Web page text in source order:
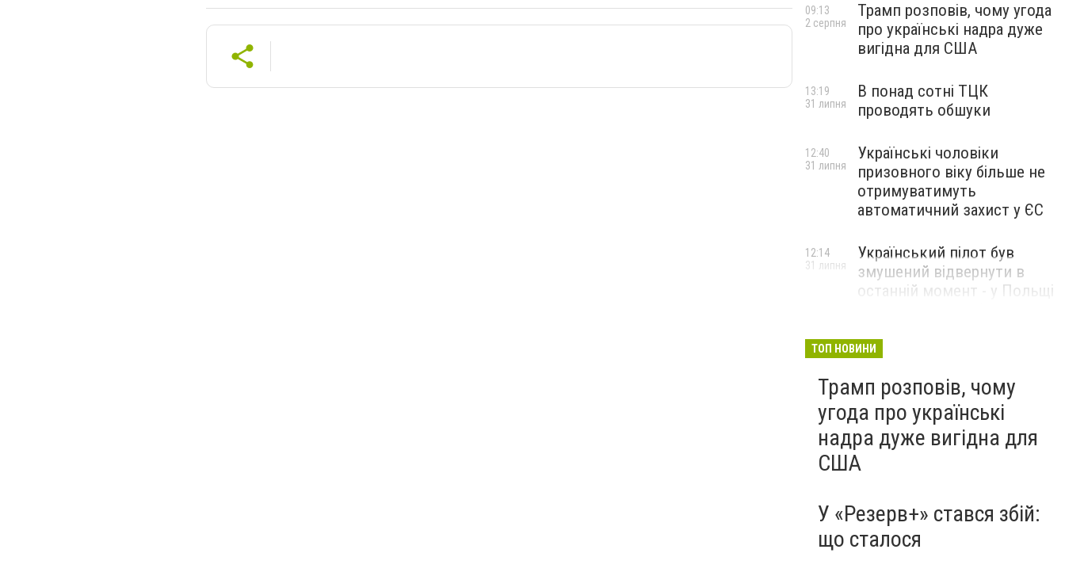
Трамп розповів, чому угода
про українські надра дуже
вигідна для США
09:13
2 серпня
В понад сотні ТЦК
проводять обшуки
13:19
31 липня
Українські чоловіки
призовного віку більше не
отримуватимуть
автоматичний захист у ЄС
12:40
31 липня
Український пілот був
змушений відвернути в
останній момент - у Польщі
12:14
31 липня
ТОП НОВИНИ
Трамп розповів, чому
угода про українські
надра дуже вигідна для
США
У «Резерв+» стався збій:
що сталося